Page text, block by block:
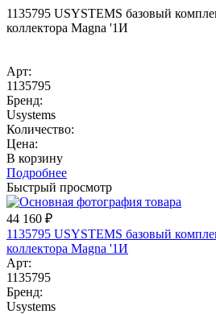
1135795 USYSTEMS базовый
коллектора Magna '1И
Арт:
1135795
Бренд:
Usystems
Количество:
Цена:
В корзину
Подробнее
Быстрый просмотр
44 160 ₽
1135795 USYSTEMS базовый
коллектора Magna '1И
Арт:
1135795
Бренд:
Usystems